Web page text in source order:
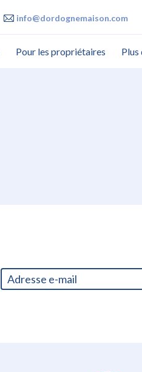
info@dordognemaison.com
Pour les propriétaires